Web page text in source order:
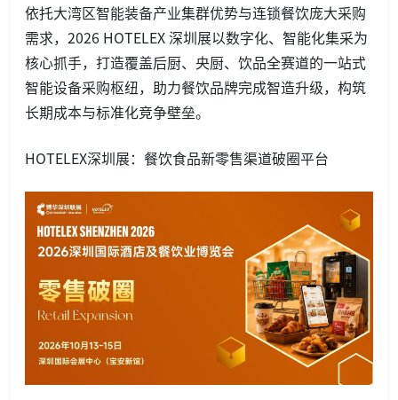
依托大湾区智能装备产业集群优势与连锁餐饮庞大采购
需求，2026 HOTELEX 深圳展以数字化、智能化集采为
核心抓手，打造覆盖后厨、央厨、饮品全赛道的一站式
智能设备采购枢纽，助力餐饮品牌完成智造升级，构筑
长期成本与标准化竞争壁垒。
HOTELEX深圳展：餐饮食品新零售渠道破圈平台